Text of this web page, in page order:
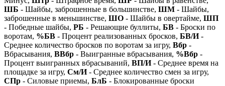
ШБ - Шайбы, заброшенные в большинстве, ШМ - Шайбы,
заброшенные в меньшинстве, ШО - Шайбы в овертайме, ШП
- Победные шайбы, РБ - Решающие буллиты, БВ - Броски по
воротам, %БВ - Процент реализованных бросков, БВ/И-
Среднее количество бросков по воротам за игру, Вбр -
Вбрасывания, ВВбр - Выигранные вбрасывания, %Вбр -
Процент выигранных вбрасываний, ВП/И- Среднее время на
площадке за игру, См/И- Среднее количество смен за игру,
СПр - Силовые приемы, БлБ - Блокированные броски